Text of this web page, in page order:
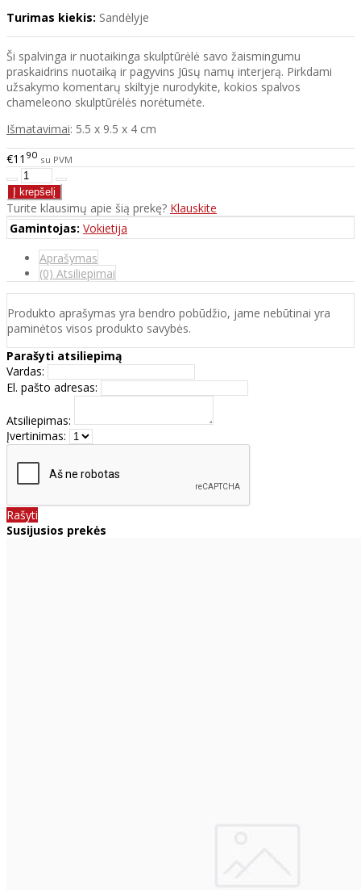
Turimas kiekis: Sandėlyje
Ši spalvinga ir nuotaikinga skulptūrėlė savo žaismingumu
praskaidrins nuotaiką ir pagyvins Jūsų namų interjerą. Pirkdami
užsakymo komentarų skiltyje nurodykite, kokios spalvos
chameleono skulptūrėlės norėtumėte.
Išmatavimai: 5.5 x 9.5 x 4 cm
€11 90 su PVM
Turite klausimų apie šią prekę? Klauskite
Gamintojas: Vokietija
Aprašymas
(0) Atsiliepimai
Produkto aprašymas yra bendro pobūdžio, jame nebūtinai yra
paminėtos visos produkto savybės.
Parašyti atsiliepimą
Vardas:
El. pašto adresas:
Atsiliepimas:
Įvertinimas:
Rašyti
Susijusios prekės